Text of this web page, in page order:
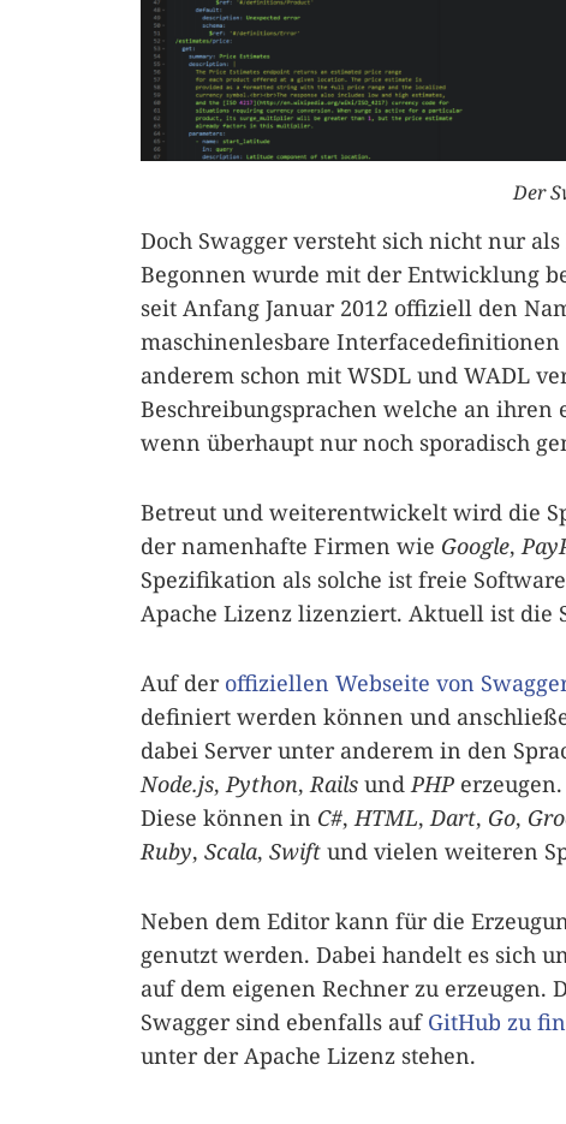
Der
Doch Swagger versteht sich nicht nur
Begonnen wurde mit der Entwicklung
seit Anfang Januar 2012 offiziell den
maschinenlesbare
anderem schon mit WSDL und WADL
Beschreibungsprachen welche an
wenn überhaupt nur noch sporadisch
Betreut und weiterentwickelt wird die
der namenhafte Firmen wie Google,
Spezifikation als solche ist freie
Apache Lizenz lizenziert. Aktuell ist die
Auf der offiziellen Webseite von
definiert werden können und
dabei Server unter anderem in den
Node.js,Python,Rails undPHP
Diese können in C#,HTML,Dart, Go,
Ruby, Scala, Swift und vielen weiteren
Neben dem Editor kann für die
genutzt werden. Dabei handelt es sich
auf dem eigenen Rechner zu
Swagger sind ebenfalls auf GitHub zu
unter der Apache Lizenz stehen.